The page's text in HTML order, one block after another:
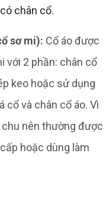
chân cổ.
sơ mi): Cổ áo được
với 2 phần: chân cổ
keo hoặc sử dụng
cổ và chân cổ áo. Vì
nên thường được
hoặc dùng làm